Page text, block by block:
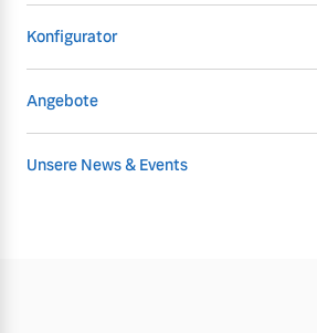
Konfigurator
Angebote
Unsere News & Events